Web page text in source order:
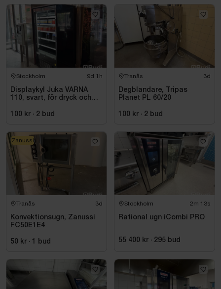
Stockholm 9d 1h
Displaykyl Juka VARNA
110, svart, för dryck och
100 kr · 2 bud
Tranås 3d
Degblandare, Tripas
Planet PL 60/20
100 kr · 2 bud
Tranås 3d
Konvektionsugn, Zanussi
FC50E1E4
50 kr · 1 bud
Zanussi
Stockholm 2m 12s
Rational ugn iCombi PRO
55 400 kr · 295 bud